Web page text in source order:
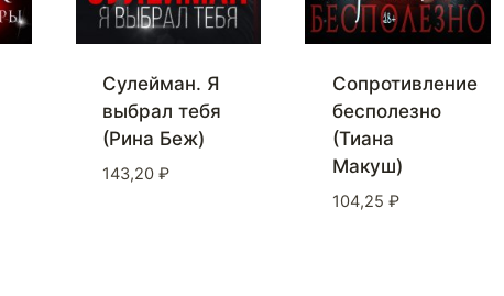
Сулейман. Я
выбрал тебя
(Рина Беж)
143,20 ₽
Сопротивление
бесполезно
(Тиана
Макуш)
104,25 ₽